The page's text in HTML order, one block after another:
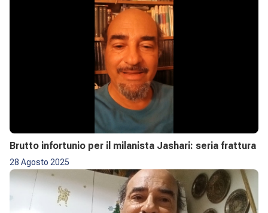
Brutto infortunio per il milanista Jashari: seria frattura
28 Agosto 2025